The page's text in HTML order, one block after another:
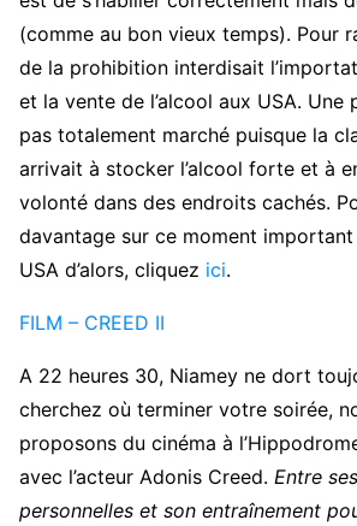
(comme au bon vieux temps). Pour
de la prohibition interdisait
et la vente de l’alcool aux USA. Une
pas totalement marché puisque la
arrivait à stocker l’alcool forte et à
volonté dans des endroits cachés.
davantage sur ce moment
USA d’alors, cliquez ici.
FILM – CREED II
A 22 heures 30, Niamey ne dort
cherchez où terminer votre soirée,
proposons du cinéma à
avec l’acteur Adonis Creed. Entre
personnelles et son entraînement